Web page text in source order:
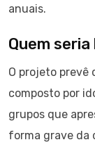
anuais.
Quem
O projeto prevê
composto por
grupos que
forma grave da